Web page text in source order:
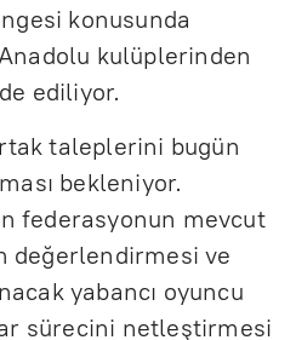
konusunda
kulüplerinden
ediliyor.
taleplerini bugün
bekleniyor.
federasyonun mevcut
değerlendirmesi ve
yabancı oyuncu
sürecini netleştirmesi